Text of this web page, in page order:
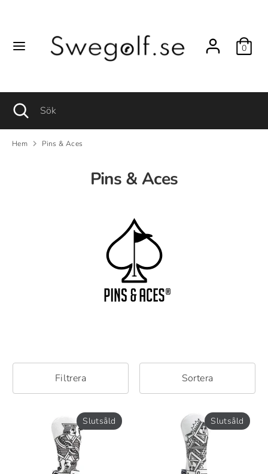
0
Sök Sök
Sök Sök
Stäng
sökfunktionen
Hem Pins & Aces
Pins & Aces
Filtrera Sortera
Slutsåld Slutsåld